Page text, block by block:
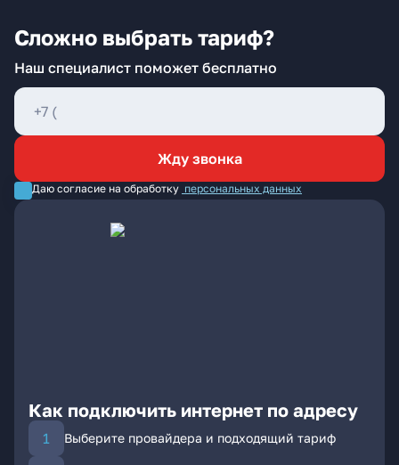
Сложно выбрать тариф?
Наш специалист поможет бесплатно
Жду звонка
Даю согласие на обработку персональных данных
Как подключить интернет по адресу
Выберите провайдера и подходящий тариф